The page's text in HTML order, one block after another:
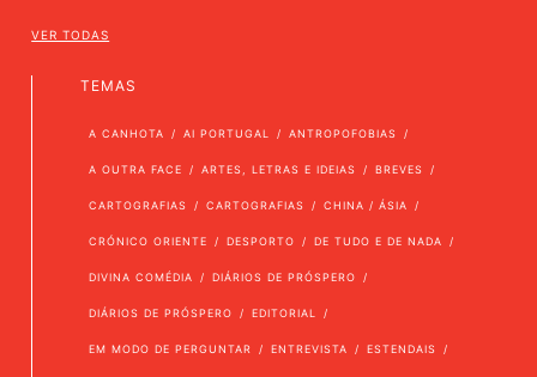
VER TODAS
TEMAS
A CANHOTA AI PORTUGAL ANTROPOFOBIAS
A OUTRA FACE ARTES, LETRAS E IDEIAS BREVES
CARTOGRAFIAS CARTOGRAFIAS CHINA / ÁSIA
CRÓNICO ORIENTE DESPORTO DE TUDO E DE NADA
DIVINA COMÉDIA DIÁRIOS DE PRÓSPERO
DIÁRIOS DE PRÓSPERO EDITORIAL
EM MODO DE PERGUNTAR ENTREVISTA ESTENDAIS